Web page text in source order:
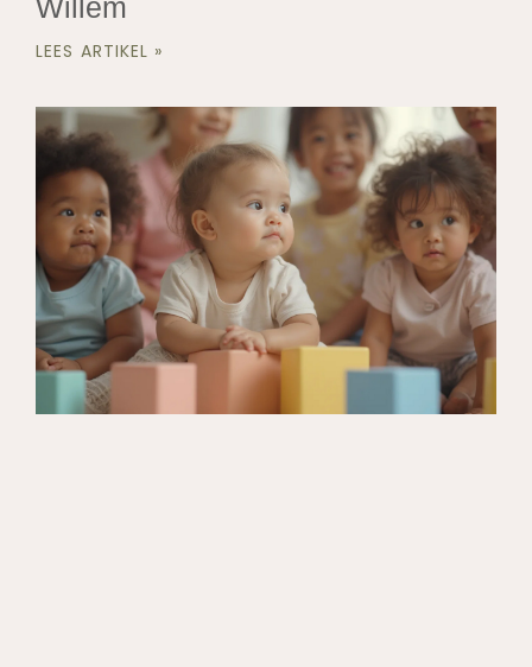
Willem
LEES ARTIKEL »